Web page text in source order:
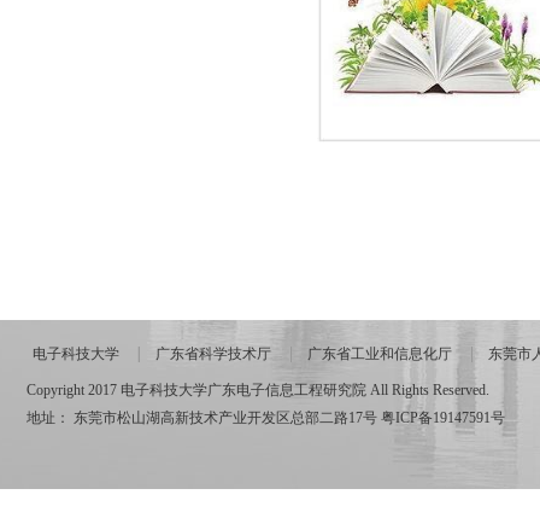
电子科技大学 广东省科学技术厅 广东省工业和信息化厅 东莞市
Copyright 2017 电子科技大学广东电子信息工程研究院 All Rights Reserved.
地址： 东莞市松山湖高新技术产业开发区总部二路17号 粤ICP备19147591号